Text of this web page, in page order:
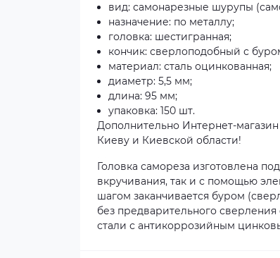
вид: самонарезные шурупы
назначение: по металлу;
головка: шестигранная;
кончик: сверлоподобный с
материал: сталь оцинкованная;
диаметр: 5,5 мм;
длина: 95 мм;
упаковка: 150 шт.
Дополнительно Интернет-
Киеву и Киевской области!
Головка самореза изготовлена
вкручивания, так и с помощью
шагом заканчивается буром
без предварительного сверления
стали с антикоррозийным